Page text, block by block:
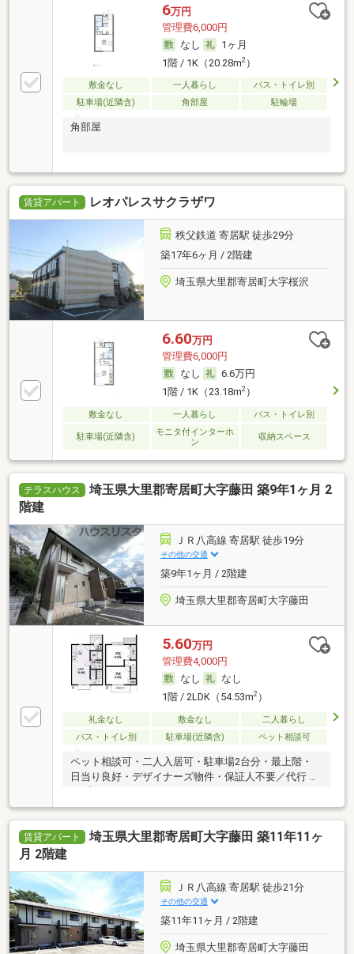
6万円
管理費6,000円
なし
1ヶ月
1階 / 1K（20.28m2）
敷金なし 一人暮らし
バス・トイレ別
駐車場(近隣含)
角部屋 駐輪場
角部屋
賃貸アパート レオパレスサクラザワ
秩父鉄道 寄居駅 徒歩29分
築17年6ヶ月 / 2階建
埼玉県大里郡寄居町大字桜沢
6.60万円
管理費6,000円
なし
6.6万円
1階 / 1K（23.18m2）
敷金なし 一人暮らし バス・トイレ別
駐車場(近隣含)
モニタ付インターホ
ン
収納スペース
テラスハウス
埼玉県大里郡寄居町大字藤田 築9年1ヶ月 2
階建
ＪＲ八高線 寄居駅 徒歩19分
その他の交通
築9年1ヶ月 / 2階建
埼玉県大里郡寄居町大字藤田
5.60万円
管理費4,000円
なし
なし
1階 / 2LDK（54.53m2）
礼金なし 敷金なし
二人暮らし
バス・トイレ別
駐車場(近隣含) ペット相談可
ペット相談可・二人入居可・駐車場2台分・最上階・
日当り良好・デザイナーズ物件・保証人不要／代行 ・
メゾネット・ルームシェア可
賃貸アパート
埼玉県大里郡寄居町大字藤田 築11年11ヶ
月 2階建
ＪＲ八高線 寄居駅 徒歩21分
その他の交通
築11年11ヶ月 / 2階建
埼玉県大里郡寄居町大字藤田